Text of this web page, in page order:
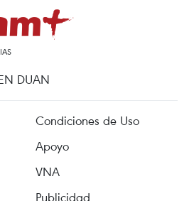
DUAN
Condiciones de Uso
Apoyo
VNA
Publicidad